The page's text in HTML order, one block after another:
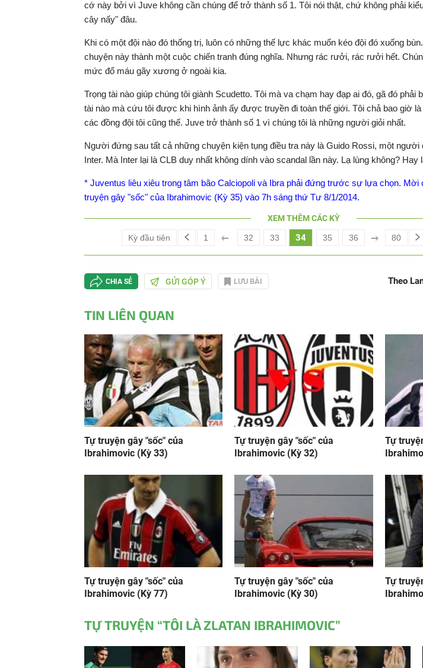
cớ này bởi vì Juve không cần chúng để trở thành số 1. Tôi nói thật, chứ không phải
cây nấy" đâu.
Khi có một đội nào đó thống trị, luôn có những thế lực khác muốn kéo đội đó xuống
chuyện này thành một cuộc chiến tranh đúng nghĩa. Nhưng rác rưởi, rác rưởi hết.
mức đổ máu gãy xương ở ngoài kia.
Trọng tài nào giúp chúng tôi giành Scudetto. Tôi mà va chạm hay đạp ai đó, gã đó phải
tài nào mà cứu tôi được khi hình ảnh ấy được truyền đi toàn thế giới. Tôi chả bao giờ
các đồng đội tôi cũng thế. Juve trở thành số 1 vì chúng tôi là những người giỏi nhất.
Người đứng sau tất cả những chuyện kiện tụng điều tra này là Guido Rossi, một người
Inter. Mà Inter lại là CLB duy nhất không dính vào scandal lần này. Lạ lùng không? Hay
* Juventus liêu xiêu trong tâm bão Calciopoli và Ibra phải đứng trước sự lựa chọn. Mời
truyện gây "sốc" của Ibrahimovic (Kỳ 35) vào 7h sáng thứ Tư 8/1/2014.
XEM THÊM CÁC KỲ
Kỳ đầu tiên 1 32 33 34 35 36 80
CHIA SẺ GỬI GÓP Ý LƯU BÀI Theo
TIN LIÊN QUAN
Tự truyện gây "sốc" của
Ibrahimovic (Kỳ 33)
Tự truyện gây "sốc" của
Ibrahimovic (Kỳ 32)
Tự
Tự truyện gây "sốc" của
Ibrahimovic (Kỳ 77)
Tự truyện gây "sốc" của
Ibrahimovic (Kỳ 30)
Tự
TỰ TRUYỆN “TÔI LÀ ZLATAN IBRAHIMOVIC”